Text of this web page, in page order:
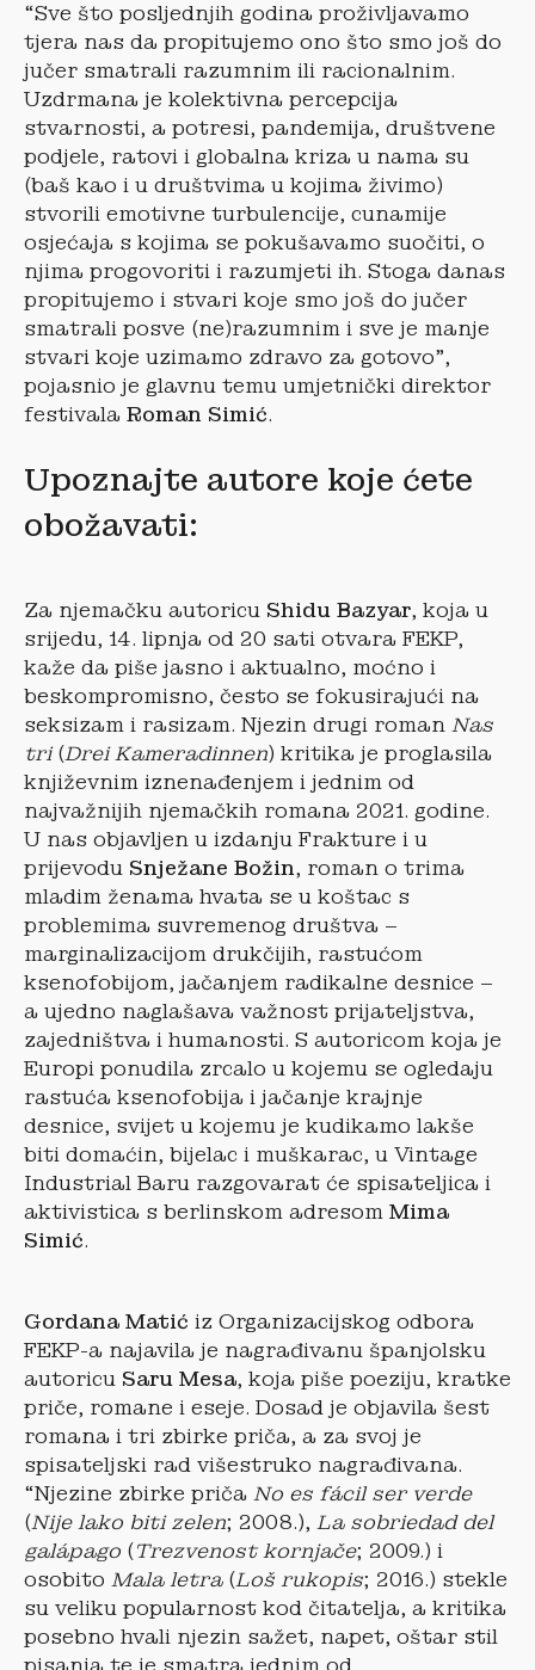
“Sve što posljednjih godina proživljavamo
tjera nas da propitujemo ono što smo još do
jučer smatrali razumnim ili racionalnim.
Uzdrmana je kolektivna percepcija
stvarnosti, a potresi, pandemija, društvene
podjele, ratovi i globalna kriza u nama su
(baš kao i u društvima u kojima živimo)
stvorili emotivne turbulencije, cunamije
osjećaja s kojima se pokušavamo suočiti, o
njima progovoriti i razumjeti ih. Stoga danas
propitujemo i stvari koje smo još do jučer
smatrali posve (ne)razumnim i sve je manje
stvari koje uzimamo zdravo za gotovo”,
pojasnio je glavnu temu umjetnički direktor
festivala Roman Simić.
Upoznajte autore koje ćete
obožavati:
Za njemačku autoricu Shidu Bazyar, koja u
srijedu, 14. lipnja od 20 sati otvara FEKP,
kaže da piše jasno i aktualno, moćno i
beskompromisno, često se fokusirajući na
seksizam i rasizam. Njezin drugi roman Nas
tri(Drei Kameradinnen) kritika je proglasila
književnim iznenađenjem i jednim od
najvažnijih njemačkih romana 2021. godine.
U nas objavljen u izdanju Frakture i u
prijevodu Snježane Božin, roman o trima
mladim ženama hvata se u koštac s
problemima suvremenog društva –
marginalizacijom drukčijih, rastućom
ksenofobijom, jačanjem radikalne desnice –
a ujedno naglašava važnost prijateljstva,
zajedništva i humanosti. S autoricom koja je
Europi ponudila zrcalo u kojemu se ogledaju
rastuća ksenofobija i jačanje krajnje
desnice, svijet u kojemu je kudikamo lakše
biti domaćin, bijelac i muškarac, u Vintage
Industrial Baru razgovarat će spisateljica i
aktivistica s berlinskom adresom Mima
Simić.
Gordana Matić iz Organizacijskog odbora
FEKP-a najavila je nagrađivanu španjolsku
autoricu Saru Mesa, koja piše poeziju, kratke
priče, romane i eseje. Dosad je objavila šest
romana i tri zbirke priča, a za svoj je
spisateljski rad višestruko nagrađivana.
“Njezine zbirke priča No es fácil ser verde
(Nije lako biti zelen; 2008.), La sobriedad del
galápago (Trezvenost kornjače; 2009.) i
osobito Mala letra(Loš rukopis; 2016.) stekle
su veliku popularnost kod čitatelja, a kritika
posebno hvali njezin sažet, napet, oštar stil